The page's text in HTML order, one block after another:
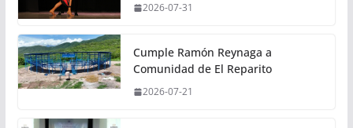
2026-07-31
Cumple Ramón Reynaga a
Comunidad de El Reparito
2026-07-21